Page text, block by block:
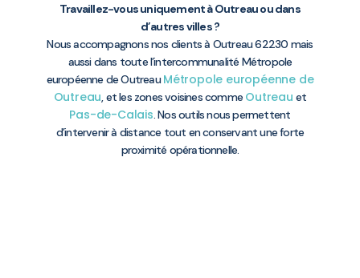
Travaillez-vous uniquement à Outreau ou dans
d’autres villes ?
Nous accompagnons nos clients à Outreau 62230 mais
aussi dans toute l’intercommunalité Métropole
européenne de OutreauMétropole européenne de
Outreau, et les zones voisines comme Outreau et
Pas-de-Calais. Nos outils nous permettent
d’intervenir à distance tout en conservant une forte
proximité opérationnelle.